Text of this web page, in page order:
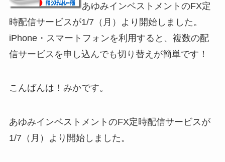
あゆみインベストメントのFX定
時配信サービスが1/7（月）より開始しました。
iPhone・スマートフォンを利用すると、複数の配
信サービスを申し込んでも切り替えが簡単です！
こんばんは！みかです。
あゆみインベストメントのFX定時配信サービスが
1/7（月）より開始しました。